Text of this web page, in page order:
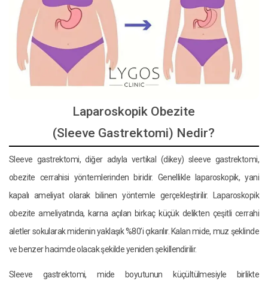
Laparoskopik Obezite
(Sleeve Gastrektomi) Nedir?
Sleeve gastrektomi, diğer adıyla vertikal (dikey) sleeve gastrektomi,
obezite cerrahisi yöntemlerinden biridir. Genellikle laparoskopik, yani
kapalı ameliyat olarak bilinen yöntemle gerçekleştirilir. Laparoskopik
obezite ameliyatında, karna açılan birkaç küçük delikten çeşitli cerrahi
aletler sokularak midenin yaklaşık %80’i çıkarılır. Kalan mide, muz şeklinde
ve benzer hacimde olacak şekilde yeniden şekillendirilir.
Sleeve gastrektomi, mide boyutunun küçültülmesiyle birlikte